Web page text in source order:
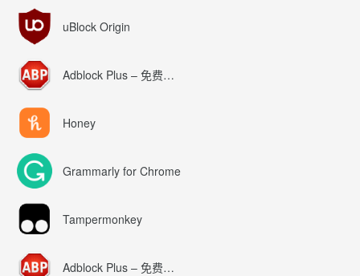
uBlock Origin
Adblock Plus – 免费的广告拦截器
Honey
Grammarly for Chrome
Tampermonkey
Adblock Plus – 免费的广告拦截器